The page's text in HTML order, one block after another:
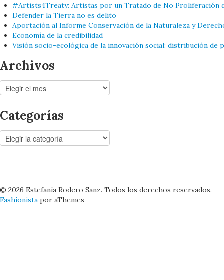
#Artists4Treaty: Artistas por un Tratado de No Proliferación
Defender la Tierra no es delito
Aportación al Informe Conservación de la Naturaleza y
Economía de la credibilidad
Visión socio-ecológica de la innovación social: distribución
Archivos
Archivos
Categorías
Categorías
© 2026 Estefanía Rodero Sanz. Todos los derechos reservados.
Fashionista por aThemes